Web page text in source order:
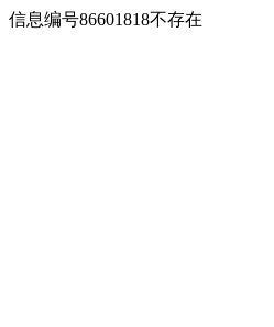
信息编号86601818不存在